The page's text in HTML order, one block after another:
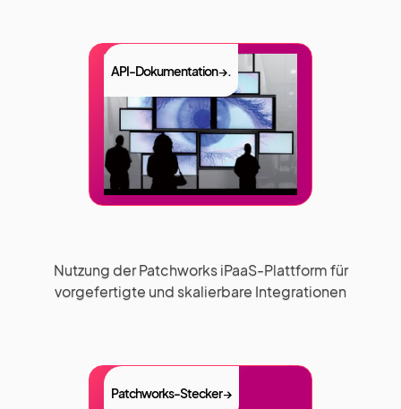
Nutzung der Patchworks iPaaS-Plattform für
vorgefertigte und skalierbare Integrationen
API-Dokumentation →.
Patchworks-Stecker →